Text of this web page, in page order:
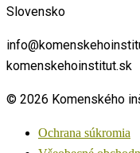
Slovensko
komenskehoinstitut.sk
© 2026 Komenského
Ochrana súkromia